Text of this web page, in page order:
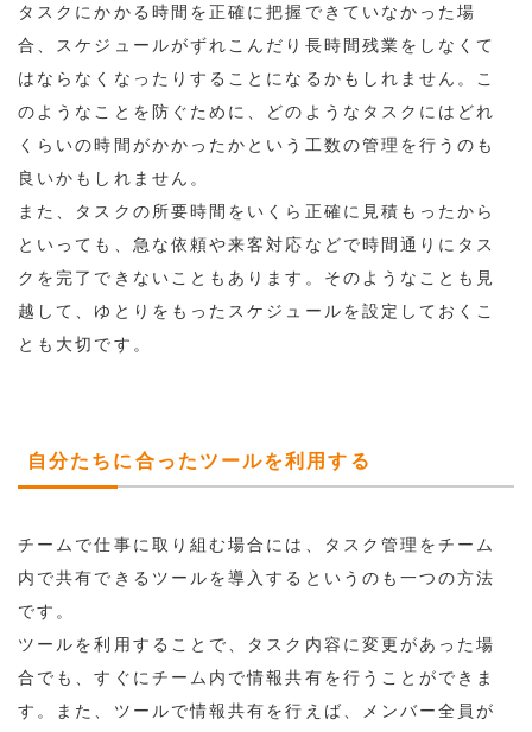
タスクにかかる時間を正確に把握できていなかった場
合、スケジュールがずれこんだり長時間残業をしなくて
はならなくなったりすることになるかもしれません。こ
のようなことを防ぐために、どのようなタスクにはどれ
くらいの時間がかかったかという工数の管理を行うのも
良いかもしれません。
また、タスクの所要時間をいくら正確に見積もったから
といっても、急な依頼や来客対応などで時間通りにタス
クを完了できないこともあります。そのようなことも見
越して、ゆとりをもったスケジュールを設定しておくこ
とも大切です。
自分たちに合ったツールを利用する
チームで仕事に取り組む場合には、タスク管理をチーム
内で共有できるツールを導入するというのも一つの方法
です。
ツールを利用することで、タスク内容に変更があった場
合でも、すぐにチーム内で情報共有を行うことができま
す。また、ツールで情報共有を行えば、メンバー全員が